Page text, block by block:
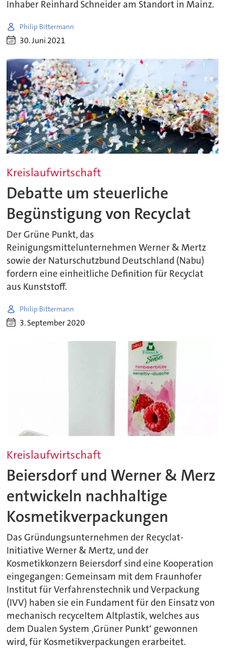
Inhaber Reinhard Schneider am Standort in Mainz.
Philip Bittermann
30. Juni 2021
Kreislaufwirtschaft
Debatte um steuerliche
Begünstigung von Recyclat
Der Grüne Punkt, das
Reinigungsmittelunternehmen Werner & Mertz
sowie der Naturschutzbund Deutschland (Nabu)
fordern eine einheitliche Definition für Recyclat
aus Kunststoff.
Philip Bittermann
3. September 2020
Kreislaufwirtschaft
Beiersdorf und Werner & Merz
entwickeln nachhaltige
Kosmetikverpackungen
Das Gründungsunternehmen der Recyclat-
Initiative Werner & Mertz, und der
Kosmetikkonzern Beiersdorf sind eine Kooperation
eingegangen: Gemeinsam mit dem Fraunhofer
Institut für Verfahrenstechnik und Verpackung
(IVV) haben sie ein Fundament für den Einsatz von
mechanisch recyceltem Altplastik, welches aus
dem Dualen System ‚Grüner Punkt‘ gewonnen
wird, für Kosmetikverpackungen erarbeitet.